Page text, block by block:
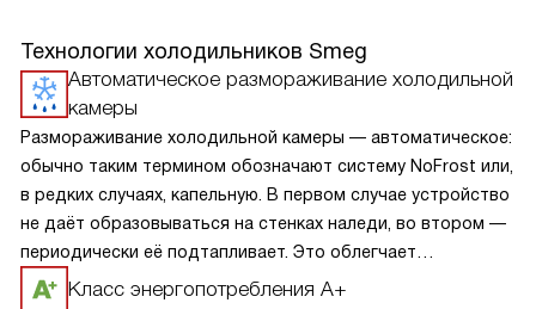
Технологии холодильников Smeg
Автоматическое размораживание холодильной
камеры
Размораживание холодильной камеры — автоматическое:
обычно таким термином обозначают систему NoFrost или,
в редких случаях, капельную. В первом случае устройство
не даёт образовываться на стенках наледи, во втором —
периодически её подтапливает. Это облегчает
эксплуатацию.
Класс энергопотребления А+